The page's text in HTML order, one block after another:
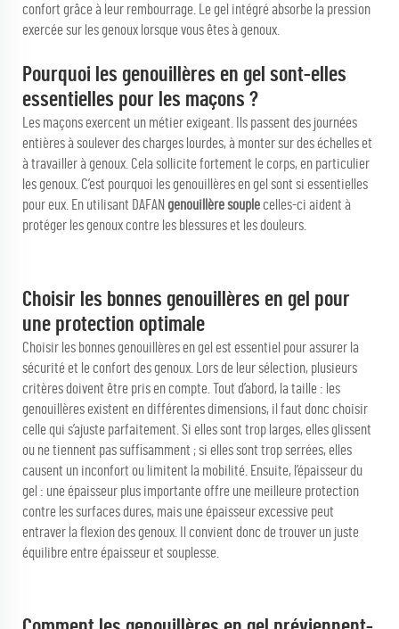
confort grâce à leur rembourrage. Le gel intégré absorbe la pression
exercée sur les genoux lorsque vous êtes à genoux.
Pourquoi les genouillères en gel sont-elles
essentielles pour les maçons ?
Les maçons exercent un métier exigeant. Ils passent des journées
entières à soulever des charges lourdes, à monter sur des échelles et
à travailler à genoux. Cela sollicite fortement le corps, en particulier
les genoux. C’est pourquoi les genouillères en gel sont si essentielles
pour eux. En utilisant DAFAN genouillère souplecelles-ci aident à
protéger les genoux contre les blessures et les douleurs.
Choisir les bonnes genouillères en gel pour
une protection optimale
Choisir les bonnes genouillères en gel est essentiel pour assurer la
sécurité et le confort des genoux. Lors de leur sélection, plusieurs
critères doivent être pris en compte. Tout d’abord, la taille : les
genouillères existent en différentes dimensions, il faut donc choisir
celle qui s’ajuste parfaitement. Si elles sont trop larges, elles glissent
ou ne tiennent pas suffisamment ; si elles sont trop serrées, elles
causent un inconfort ou limitent la mobilité. Ensuite, l’épaisseur du
gel : une épaisseur plus importante offre une meilleure protection
contre les surfaces dures, mais une épaisseur excessive peut
entraver la flexion des genoux. Il convient donc de trouver un juste
équilibre entre épaisseur et souplesse.